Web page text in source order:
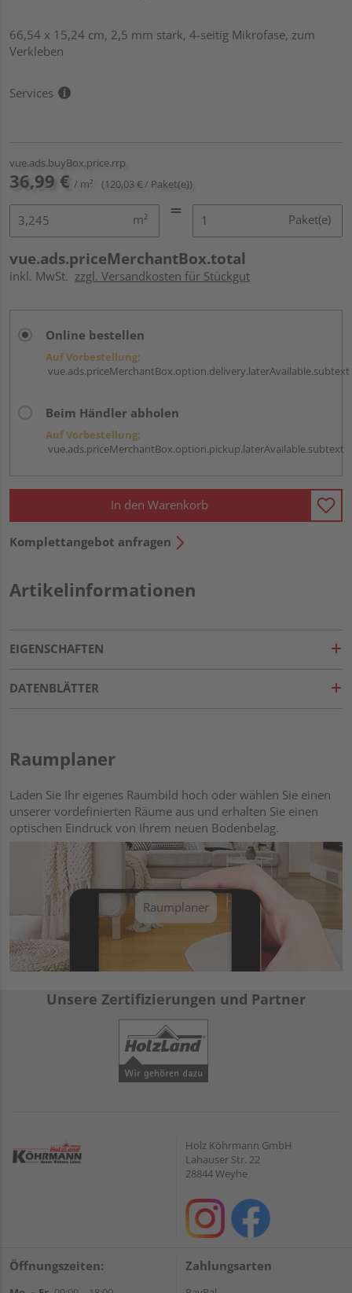
66,54 x 15,24 cm, 2,5 mm stark, 4-seitig Mikrofase, zum
Verkleben
Services
vue.ads.buyBox.price.rrp
36,99 € / m² (120,03 € / Paket(e))
m² Paket(e)
vue.ads.priceMerchantBox.total
inkl. MwSt. zzgl. Versandkosten für Stückgut
Online bestellen
Auf Vorbestellung:
vue.ads.priceMerchantBox.option.delivery.laterAvailable.subtext
Beim Händler abholen
Auf Vorbestellung:
vue.ads.priceMerchantBox.option.pickup.laterAvailable.subtext
In den Warenkorb
Komplettangebot anfragen
Artikelinformationen
EIGENSCHAFTEN
DATENBLÄTTER
Raumplaner
Laden Sie Ihr eigenes Raumbild hoch oder wählen Sie einen
unserer vordefinierten Räume aus und erhalten Sie einen
optischen Eindruck von Ihrem neuen Bodenbelag.
Raumplaner
Unsere Zertifizierungen und Partner
Holz Köhrmann GmbH
Lahauser Str. 22
28844 Weyhe
Öffnungszeiten: Zahlungsarten